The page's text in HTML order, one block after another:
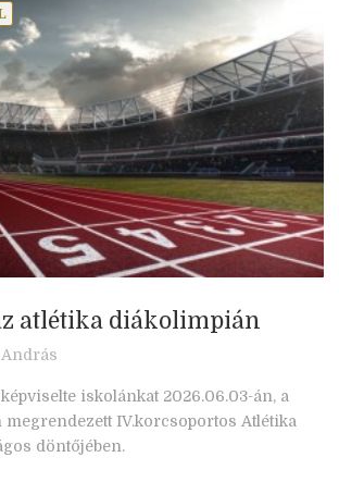
atlétika diákolimpián
András
iskolánkat 2026.06.03-án, a
megrendezett IV.korcsoportos Atlétika
döntőjében.